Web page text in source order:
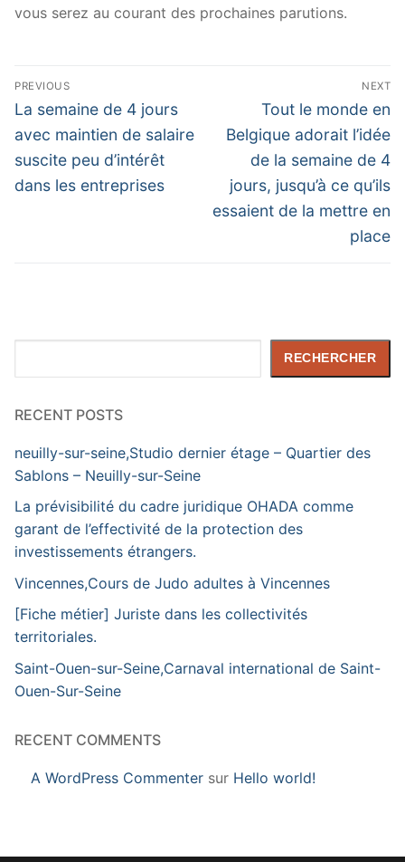
vous serez au courant des prochaines parutions.
Navigation
de
l’article
PREVIOUS
Previous
post:
La semaine de 4 jours
avec maintien de salaire
suscite peu d’intérêt
dans les entreprises
NEXT
Next
post:
Tout le monde en
Belgique adorait l’idée
de la semaine de 4
jours, jusqu’à ce qu’ils
essaient de la mettre en
place
RECHERCHER
RECENT POSTS
neuilly-sur-seine,Studio dernier étage – Quartier des
Sablons – Neuilly-sur-Seine
La prévisibilité du cadre juridique OHADA comme
garant de l’effectivité de la protection des
investissements étrangers.
Vincennes,Cours de Judo adultes à Vincennes
[Fiche métier] Juriste dans les collectivités
territoriales.
Saint-Ouen-sur-Seine,Carnaval international de Saint-
Ouen-Sur-Seine
RECENT COMMENTS
A WordPress Commenter sur Hello world!